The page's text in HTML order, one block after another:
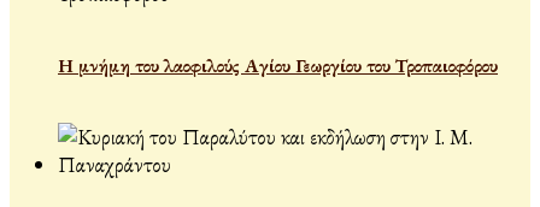
Η μνήμη του λαοφιλούς Αγίου Γεωργίου του Τροπαιοφόρου